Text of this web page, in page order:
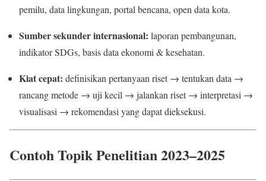
pemilu, data lingkungan, portal bencana, open data kota.
Sumber sekunder internasional: laporan pembangunan,
indikator SDGs, basis data ekonomi & kesehatan.
Kiat cepat: definisikan pertanyaan riset → tentukan data →
rancang metode → uji kecil → jalankan riset → interpretasi →
visualisasi → rekomendasi yang dapat dieksekusi.
Contoh Topik Penelitian 2023–2025